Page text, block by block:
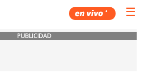
☰
PUBLICIDAD